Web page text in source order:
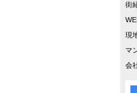
街
現
マ
会